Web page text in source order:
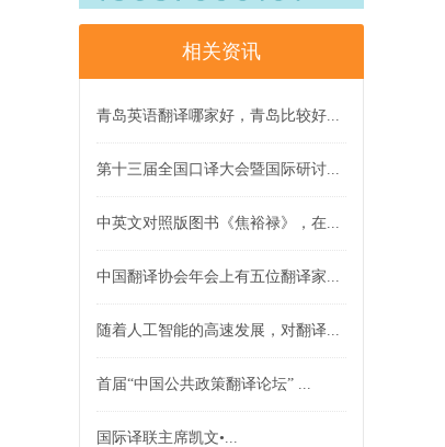
相关资讯
青岛英语翻译哪家好，青岛比较好...
第十三届全国口译大会暨国际研讨...
中英文对照版图书《焦裕禄》，在...
中国翻译协会年会上有五位翻译家...
随着人工智能的高速发展，对翻译...
首届“中国公共政策翻译论坛” ...
国际译联主席凯文•...